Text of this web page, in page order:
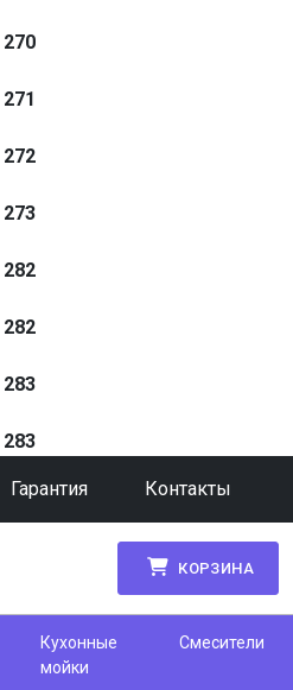
270
271
272
273
282
282
283
283
Гарантия Контакты
КОРЗИНА
Кухонные
мойки
Смесители